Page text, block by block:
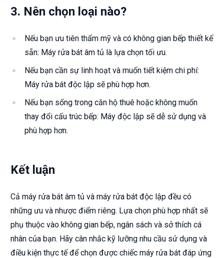
3. Nên chọn loại nào?
Nếu bạn ưu tiên thẩm mỹ và có không gian bếp thiết kế
sẵn: Máy rửa bát âm tủ là lựa chọn tối ưu.
Nếu bạn cần sự linh hoạt và muốn tiết kiệm chi phí:
Máy rửa bát độc lập sẽ phù hợp hơn.
Nếu bạn sống trong căn hộ thuê hoặc không muốn
thay đổi cấu trúc bếp: Máy độc lập sẽ dễ sử dụng và
phù hợp hơn.
Kết luận
Cả máy rửa bát âm tủ và máy rửa bát độc lập đều có
những ưu và nhược điểm riêng. Lựa chọn phù hợp nhất sẽ
phụ thuộc vào không gian bếp, ngân sách và sở thích cá
nhân của bạn. Hãy cân nhắc kỹ lưỡng nhu cầu sử dụng và
điều kiện thực tế để chọn được chiếc máy rửa bát đáp ứng